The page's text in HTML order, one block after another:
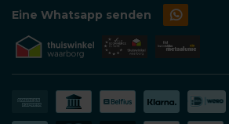
Eine Whatsapp senden